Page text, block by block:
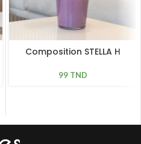
Composition STELLA H
99 TND